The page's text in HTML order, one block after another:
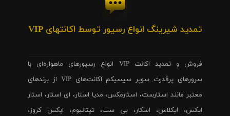
تمدید شیرینگ انواع رسیور توسط اکانتهای VIP
فروش و تمدید اکانت VIP انواع رسیورهای ماهواره‌ای با
سرورهای پرقدرت سوپر سیسیکم اکانت‌های VIP از برندهای
معتبر مانند استارست، استارمکس، مدیا استار، ای استار، استار
ایکس، ایکلاس، اسکار، بی ست، تیتانیوم، ایکس کروز،